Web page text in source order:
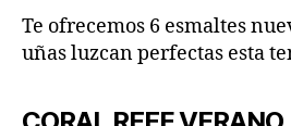
Te ofrecemos 6 esmaltes
uñas luzcan perfectas esta